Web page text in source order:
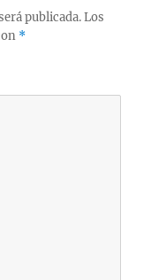
publicada. Los
*